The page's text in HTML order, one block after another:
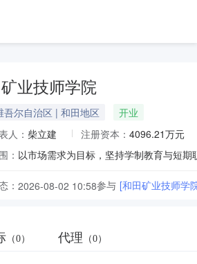
业技师学院
吾尔自治区 | 和田地区
开业
人： 柴立建 注册资本： 4096.21万元
： 以市场需求为目标，坚持学制教育与短
： 2026-08-02 10:58参与 [和田矿业技师学
（0） 代理 （0）